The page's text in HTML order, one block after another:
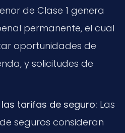
de Clase 1 genera
permanente, el cual
oportunidades de
y solicitudes de
tarifas de seguro: Las
seguros consideran